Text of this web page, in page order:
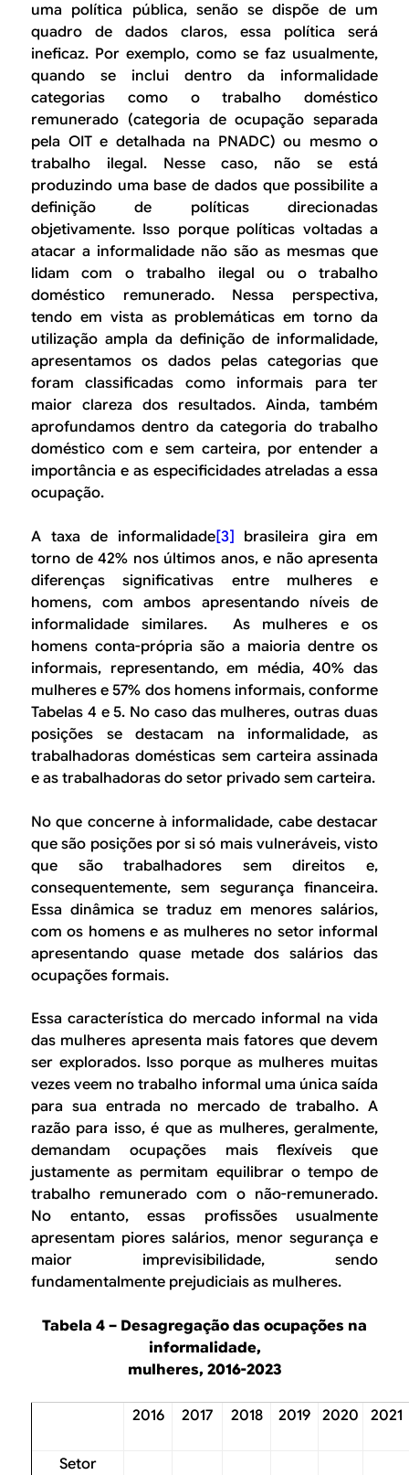
uma política pública, senão se dispõe de um
quadro de dados claros, essa política será
ineficaz. Por exemplo, como se faz usualmente,
quando se inclui dentro da informalidade
categorias como o trabalho doméstico
remunerado (categoria de ocupação separada
pela OIT e detalhada na PNADC) ou mesmo o
trabalho ilegal. Nesse caso, não se está
produzindo uma base de dados que possibilite a
definição de políticas direcionadas
objetivamente. Isso porque políticas voltadas a
atacar a informalidade não são as mesmas que
lidam com o trabalho ilegal ou o trabalho
doméstico remunerado. Nessa perspectiva,
tendo em vista as problemáticas em torno da
utilização ampla da definição de informalidade,
apresentamos os dados pelas categorias que
foram classificadas como informais para ter
maior clareza dos resultados. Ainda, também
aprofundamos dentro da categoria do trabalho
doméstico com e sem carteira, por entender a
importância e as especificidades atreladas a essa
ocupação.
A taxa de informalidade[3] brasileira gira em
torno de 42% nos últimos anos, e não apresenta
diferenças significativas entre mulheres e
homens, com ambos apresentando níveis de
informalidade similares. As mulheres e os
homens conta-própria são a maioria dentre os
informais, representando, em média, 40% das
mulheres e 57% dos homens informais, conforme
Tabelas 4 e 5. No caso das mulheres, outras duas
posições se destacam na informalidade, as
trabalhadoras domésticas sem carteira assinada
e as trabalhadoras do setor privado sem carteira.
No que concerne à informalidade, cabe destacar
que são posições por si só mais vulneráveis, visto
que são trabalhadores sem direitos e,
consequentemente, sem segurança financeira.
Essa dinâmica se traduz em menores salários,
com os homens e as mulheres no setor informal
apresentando quase metade dos salários das
ocupações formais.
Essa característica do mercado informal na vida
das mulheres apresenta mais fatores que devem
ser explorados. Isso porque as mulheres muitas
vezes veem no trabalho informal uma única saída
para sua entrada no mercado de trabalho. A
razão para isso, é que as mulheres, geralmente,
demandam ocupações mais flexíveis que
justamente as permitam equilibrar o tempo de
trabalho remunerado com o não-remunerado.
No entanto, essas profissões usualmente
apresentam piores salários, menor segurança e
maior imprevisibilidade, sendo
fundamentalmente prejudiciais as mulheres.
Tabela 4 – Desagregação das ocupações na
informalidade,
mulheres, 2016-2023
2016 2017 2018 2019 2020 2021
Setor